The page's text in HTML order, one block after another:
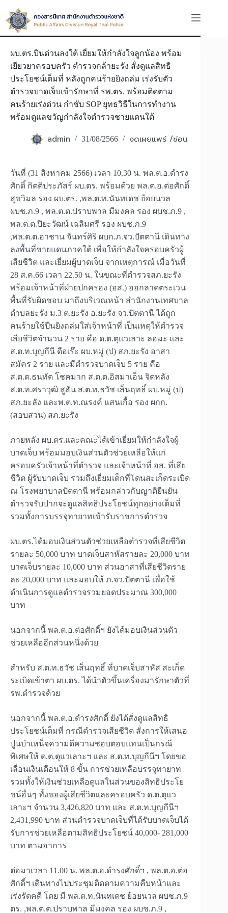
to
content
ผบ.ตร.บินด่วนลงใต้ เยี่ยมให้กำลังใจลูกน้อง พร้อม
เยียวยาครอบครัว ตำรวจกล้ายะรัง สั่งดูแลสิทธิ
ประโยชน์เต็มที่ หลังถูกคนร้ายยิงถล่ม เร่งรับตัว
ตำรวจบาดเจ็บเข้ารักษาที่ รพ.ตร. พร้อมติดตาม
คนร้ายเร่งด่วน กำชับ SOP ยุทธวิธีในการทำงาน
พร้อมดูแลขวัญกำลังใจตำรวจชายแดนใต้
admin 31/08/2566 งดเผยแพร่ /ซ่อน
วันที่ (31 สิงหาคม 2566) เวลา 10.30 น. พล.ต.อ.ดำรง
ศักดิ์ กิตติประภัสร์ ผบ.ตร. พร้อมด้วย พล.ต.อ.ต่อศักดิ์
สุขวิมล รอง ผบ.ตร. ,พล.ต.ท.นันทเดช ย้อยนวล
ผบช.ภ.9 , พล.ต.ต.ปราบพาล มีมงคล รอง ผบช.ภ.9 ,
พล.ต.ต.ปิยะวัฒน์ เฉลิมศรี รอง ผบช.ภ.9
,พล.ต.ต.อาชาน จันทร์ศิริ ผบก.ภ.จว.ปัตตานี เดินทาง
ลงพื้นที่ชายแดนภาคใต้ เพื่อให้กำลังใจครอบครัวผู้
เสียชีวิต และเยี่ยมผู้บาดเจ็บ จากเหตุการณ์ เมื่อวันที่
28 ส.ค.66 เวลา 22.50 น. ในขณะที่ตำรวจสภ.ยะรัง
พร้อมเจ้าหน้าที่ฝ่ายปกครอง (อส.) ออกลาดตระเวน
พื้นที่รับผิดชอบ มาถึงบริเวณหน้า สำนักงานเทศบาล
ตำบลยะรัง ม.3 ต.ยะรัง อ.ยะรัง จว.ปัตตานี ได้ถูก
คนร้ายใช้ปืนยิงถล่มใส่เจ้าหน้าที่ เป็นเหตุให้ตำรวจ
เสียชีวิตจำนวน 2 ราย คือ ด.ต.ตุแวเลาะ ลอมะ และ
ส.ต.ท.บุญกีนี ดือเร๊ะ ผบ.หมู่ (ป) สภ.ยะรัง อาสา
สมัคร 2 ราย และมีตำรวจบาดเจ็บ 5 ราย คือ
ส.ต.ต.ธนทัต โชคมาก ส.ต.ต.อิสมาเอ็น จิตหลัง
ส.ต.ท.ศราวุฒิ สูสัน ส.ต.ท.ธวัช เส็นฤทธิ์ ผบ.หมู่ (ป)
สภ.ยะลัง และพ.ต.ท.ณรงค์ แสนเกื้อ รอง ผกก.
(สอบสวน) สภ.ยะรัง
ภายหลัง ผบ.ตร.และคณะได้เข้าเยี่ยมให้กำลังใจผู้
บาดเจ็บ พร้อมมอบเงินส่วนตัวช่วยเหลือให้แก่
ครอบครัวเจ้าหน้าที่ตำรวจ และเจ้าหน้าที่ อส. ที่เสีย
ชีวิต ผู้รับบาดเจ็บ รวมถึงเยี่ยมเด็กที่โดนสะเก็ดระเบิด
ณ โรงพยาบาลปัตตานี พร้อมกล่าวกับญาติยืนยัน
ตำรวจรับปากจะดูแลสิทธิประโยชน์ทุกอย่างเต็มที่
รวมทั้งการบรรจุทายาทเข้ารับราชการตำรวจ
ผบ.ตร.ได้มอบเงินส่วนตัวช่วยเหลือตำรวจที่เสียชีวิต
รายละ 50,000 บาท บาดเจ็บสาหัสรายละ 20,000 บาท
บาดเจ็บรายละ 10,000 บาท ส่วนอาสาที่เสียชีวิตราย
ละ 20,000 บาท และมอบให้ ภ.จว.ปัตตานี เพื่อใช้
ดำเนินการดูแลตำรวจรวมยอดประมาณ 300,000
บาท
นอกจากนี้ พล.ต.อ.ต่อศักดิ์ฯ ยังได้มอบเงินส่วนตัว
ช่วยเหลืออีกส่วนหนึ่งด้วย
สำหรับ ส.ต.ท.ธวัช เส็นฤทธิ์ ที่บาดเจ็บสาหัส สะเก็ด
ระเบิดเข้าตา ผบ.ตร. ได้นำตัวขึ้นเครื่องมารักษาตัวที่
รพ.ตำรวจด้วย
นอกจากนี้ พล.ต.อ.ดำรงศักดิ์ ยังได้สั่งดูแลสิทธิ
ประโยชน์เต็มที่ กรณีตำรวจเสียชีวิต สั่งการให้เสนอ
ปูนบำเหน็จความดีความชอบตอบแทนเป็นกรณี
พิเศษให้ ด.ต.ตุแวเลาะฯ และ ส.ต.ท.บุญกีนีฯ โดยขอ
เลื่อนเงินเดือนให้ 8 ขั้น การช่วยเหลือบรรจุทายาท
รวมทั้งให้เงินช่วยเหลือดูแลในส่วนของสิทธิประโย
ชน์อื่นๆ ทั้งของผู้เสียชีวิตและครอบครัว ด.ต.ตุแว
เลาะฯ จำนวน 3,426,820 บาท และ ส.ต.ท.บุญกีนีฯ
2,431,990 บาท ส่วนตำรวจบาดเจ็บที่ได้รับบาดเจ็บได้
รับการช่วยเหลือตามสิทธิประโยชน์ 40,000- 281,000
บาท ตามอาการ
ต่อมาเวลา 11.00 น. พล.ต.อ.ดำรงศักดิ์ฯ , พล.ต.อ.ต่อ
ศักดิ์ฯ เดินทางไปประชุมติดตามความคืบหน้าและ
เร่งรัดคดี โดย มี พล.ต.ท.นันทเดช ย้อยนวล ผบช.ภ.9
ตร. ,พล.ต.ต.ปราบพาล มีมงคล รอง ผบช.ภ.9 ,